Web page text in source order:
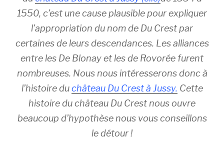
1550, c’est une cause plausible pour expliquer
l’appropriation du nom de Du Crest par
certaines de leurs descendances. Les alliances
entre les De Blonay et les de Rovorée furent
nombreuses. Nous nous intéresserons donc à
l’histoire duchâteau Du Crest à Jussy. Cette
histoire du château Du Crest nous ouvre
beaucoup d’hypothèse nous vous conseillons
le détour !